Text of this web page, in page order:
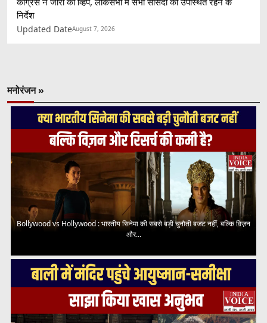
निर्देश
Updated DateAugust 7, 2026
मनोरंजन »
Bollywood vs Hollywood : भारतीय सिनेमा की सबसे बड़ी चुनौती बजट नहीं, बल्कि विज़न
और...